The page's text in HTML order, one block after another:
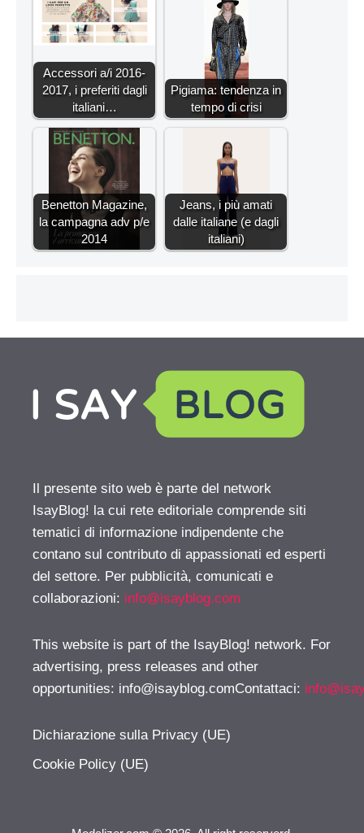
Accessori a/i 2016-
2017, i preferiti dagli
italiani…
Pigiama: tendenza in
tempo di crisi
Benetton Magazine,
la campagna adv p/e
2014
Jeans, i più amati
dalle italiane (e dagli
italiani)
Il presente sito web è parte del network
IsayBlog! la cui rete editoriale comprende siti
tematici di informazione indipendente che
contano sul contributo di appassionati ed esperti
del settore. Per pubblicità, comunicati e
collaborazioni: info@isayblog.com
This website is part of the IsayBlog! network. For
advertising, press releases and other
opportunities: info@isayblog.comContattaci:
Dichiarazione sulla Privacy (UE)
Cookie Policy (UE)